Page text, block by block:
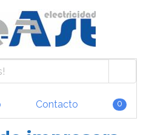
Contacto 0